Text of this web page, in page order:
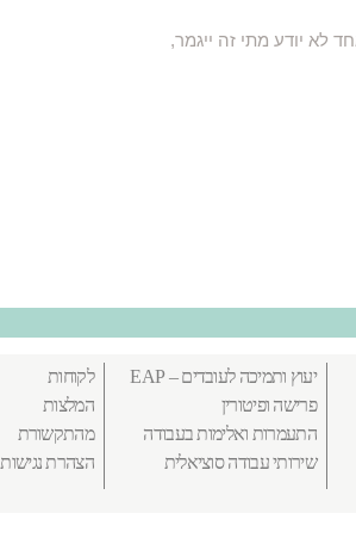
לא יודע מתי זה ייגמר,
יעוץ ותמיכה לעובדים – EAP
פרישה ופיטורין
התעמרות ואלימות בעבודה
שירותי עבודה סוציאלית
לקוחות
המלצות
מהתקשורת
הצהרת נגישות